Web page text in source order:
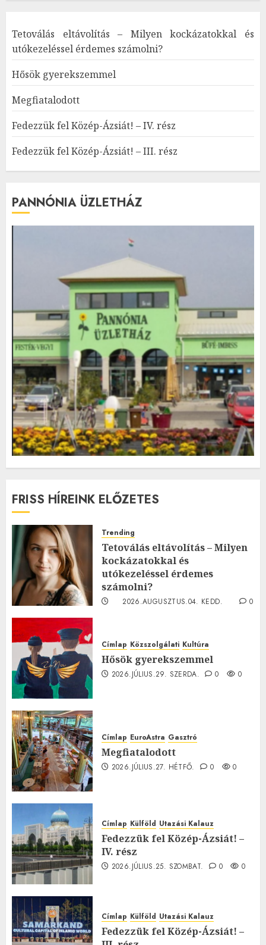
Tetoválás eltávolítás – Milyen kockázatokkal és
utókezeléssel érdemes számolni?
Hősök gyerekszemmel
Megfiatalodott
Fedezzük fel Közép-Ázsiát! – IV. rész
Fedezzük fel Közép-Ázsiát! – III. rész
PANNÓNIA ÜZLETHÁZ
FRISS HÍREINK ELŐZETES
Trending
Tetoválás eltávolítás – Milyen
kockázatokkal és
utókezeléssel érdemes
számolni?
2026.AUGUSZTUS.04. KEDD.
0
Címlap Közszolgálati Kultúra
Hősök gyerekszemmel
2026.JÚLIUS.29. SZERDA. 0 0
Címlap EuroAstra Gasztró
Megfiatalodott
2026.JÚLIUS.27. HÉTFŐ. 0 0
Címlap Külföld Utazási Kalauz
Fedezzük fel Közép-Ázsiát! –
IV. rész
2026.JÚLIUS.25. SZOMBAT. 0 0
Címlap Külföld Utazási Kalauz
Fedezzük fel Közép-Ázsiát! –